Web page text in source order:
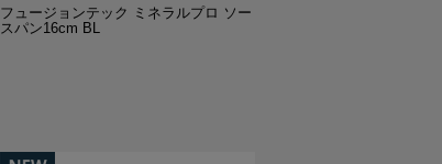
フュージョンテック ミネラルプロ ソー
スパン16cm BL